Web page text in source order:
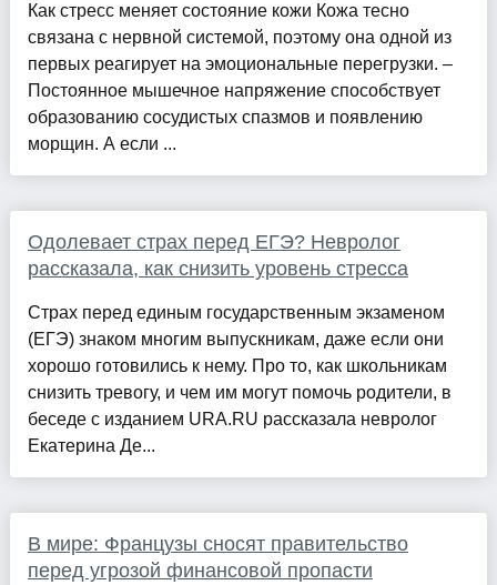
Как стресс меняет состояние кожи Кожа тесно
связана с нервной системой, поэтому она одной из
первых реагирует на эмоциональные перегрузки. –
Постоянное мышечное напряжение способствует
образованию сосудистых спазмов и появлению
морщин. А если ...
Одолевает страх перед ЕГЭ? Невролог
рассказала, как снизить уровень стресса
Страх перед единым государственным экзаменом
(ЕГЭ) знаком многим выпускникам, даже если они
хорошо готовились к нему. Про то, как школьникам
снизить тревогу, и чем им могут помочь родители, в
беседе с изданием URA.RU рассказала невролог
Екатерина Де...
В мире: Французы сносят правительство
перед угрозой финансовой пропасти